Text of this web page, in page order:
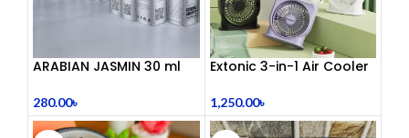
ARABIAN JASMIN 30 ml
280.00৳
Extonic 3-in-1 Air Cooler
1,250.00৳